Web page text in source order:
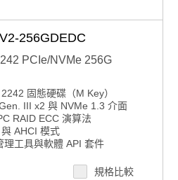
256GDEDC
PCIe/NVMe 256G
固態硬碟（M Key）
III x2 與 NVMe 1.3 介面
RAID ECC 演算法
AHCI 模式
理工具與軟體 API 套件
規格比較